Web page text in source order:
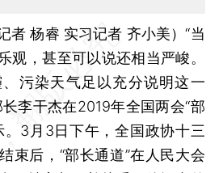
者 杨睿 实习记者 齐小美）“当
观，甚至可以说还相当严峻。
污染天气足以充分说明这一
李干杰在2019年全国两会“部
。3月3日下午，全国政协十三
束后，“部长通道”在人民大会